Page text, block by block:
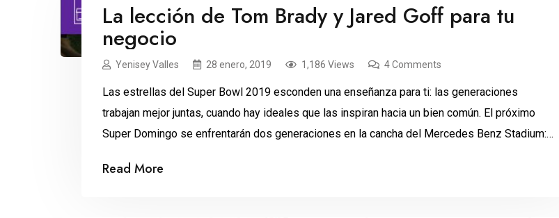
La lección de Tom Brady y Jared Goff para tu
negocio
Yenisey Valles 28 enero, 2019 1,186 Views 4 Comments
Las estrellas del Super Bowl 2019 esconden una enseñanza para ti: las generaciones
trabajan mejor juntas, cuando hay ideales que las inspiran hacia un bien común. El próximo
Super Domingo se enfrentarán dos generaciones en la cancha del Mercedes Benz Stadium:
Read More